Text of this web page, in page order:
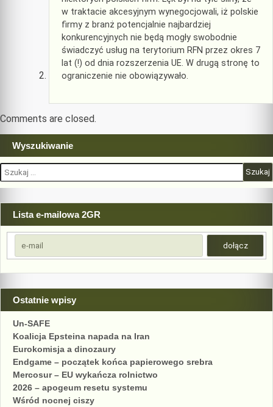
w traktacie akcesyjnym wynegocjowali, iż polskie
firmy z branż potencjalnie najbardziej
konkurencyjnych nie będą mogły swobodnie
świadczyć usług na terytorium RFN przez okres 7
lat (!) od dnia rozszerzenia UE. W drugą stronę to
ograniczenie nie obowiązywało.
Comments are closed.
Wyszukiwanie
Szukaj:
Lista e-mailowa 2GR
Ostatnie wpisy
Un-SAFE
Koalicja Epsteina napada na Iran
Eurokomisja a dinozaury
Endgame – początek końca papierowego srebra
Mercosur – EU wykańcza rolnictwo
2026 – apogeum resetu systemu
Wśród nocnej ciszy